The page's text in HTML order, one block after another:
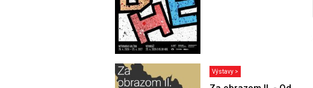
Výstavy >